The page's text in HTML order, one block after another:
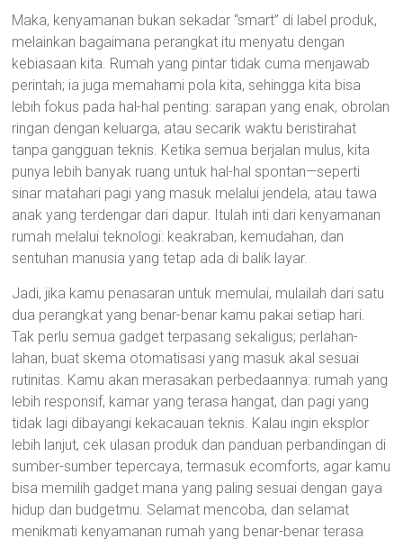
Maka, kenyamanan bukan sekadar “smart” di label produk,
melainkan bagaimana perangkat itu menyatu dengan
kebiasaan kita. Rumah yang pintar tidak cuma menjawab
perintah; ia juga memahami pola kita, sehingga kita bisa
lebih fokus pada hal-hal penting: sarapan yang enak, obrolan
ringan dengan keluarga, atau secarik waktu beristirahat
tanpa gangguan teknis. Ketika semua berjalan mulus, kita
punya lebih banyak ruang untuk hal-hal spontan—seperti
sinar matahari pagi yang masuk melalui jendela, atau tawa
anak yang terdengar dari dapur. Itulah inti dari kenyamanan
rumah melalui teknologi: keakraban, kemudahan, dan
sentuhan manusia yang tetap ada di balik layar.
Jadi, jika kamu penasaran untuk memulai, mulailah dari satu
dua perangkat yang benar-benar kamu pakai setiap hari.
Tak perlu semua gadget terpasang sekaligus; perlahan-
lahan, buat skema otomatisasi yang masuk akal sesuai
rutinitas. Kamu akan merasakan perbedaannya: rumah yang
lebih responsif, kamar yang terasa hangat, dan pagi yang
tidak lagi dibayangi kekacauan teknis. Kalau ingin eksplor
lebih lanjut, cek ulasan produk dan panduan perbandingan di
sumber-sumber tepercaya, termasuk ecomforts, agar kamu
bisa memilih gadget mana yang paling sesuai dengan gaya
hidup dan budgetmu. Selamat mencoba, dan selamat
menikmati kenyamanan rumah yang benar-benar terasa